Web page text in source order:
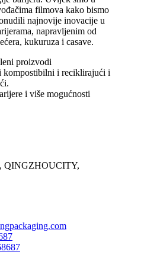
filmova kako bismo
najnovije inovacije u
napravljenim od
kukuruza i casave.
proizvodi
kompostibilni i reciklirajući i
i više mogućnosti
QINGZHOUCITY,